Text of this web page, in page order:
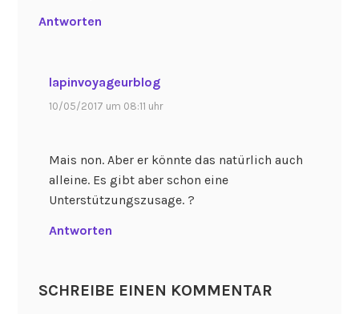
Antworten
lapinvoyageurblog
10/05/2017 um 08:11 uhr
Mais non. Aber er könnte das natürlich auch
alleine. Es gibt aber schon eine
Unterstützungszusage. ?
Antworten
SCHREIBE EINEN KOMMENTAR